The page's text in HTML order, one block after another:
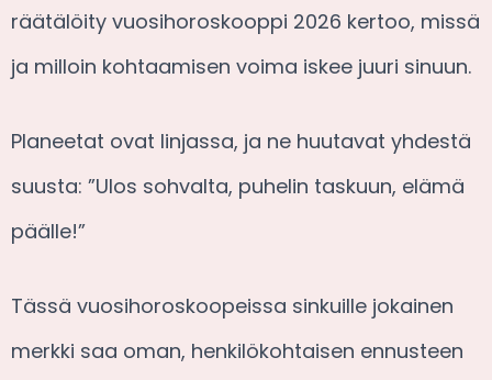
räätälöity vuosihoroskooppi 2026 kertoo, missä
ja milloin kohtaamisen voima iskee juuri sinuun.
Planeetat ovat linjassa, ja ne huutavat yhdestä
suusta: ”Ulos sohvalta, puhelin taskuun, elämä
päälle!”
Tässä vuosihoroskoopeissa sinkuille jokainen
merkki saa oman, henkilökohtaisen ennusteen